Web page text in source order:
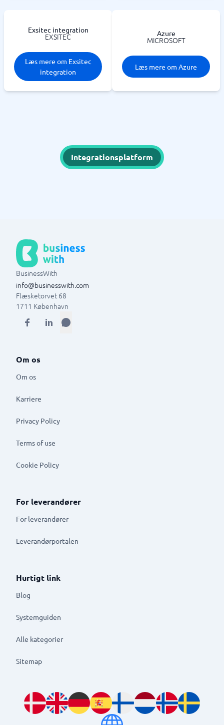
Exsitec integration
EXSITEC
Læs mere om Exsitec
integration
Azure
MICROSOFT
Læs mere om Azure
Integrationsplatform
BusinessWith
info@businesswith.com
Flæsketorvet 68
1711 København
Om os
Om os
Karriere
Privacy Policy
Terms of use
Cookie Policy
For leverandører
For leverandører
Leverandørportalen
Hurtigt link
Blog
Systemguiden
Alle kategorier
Sitemap